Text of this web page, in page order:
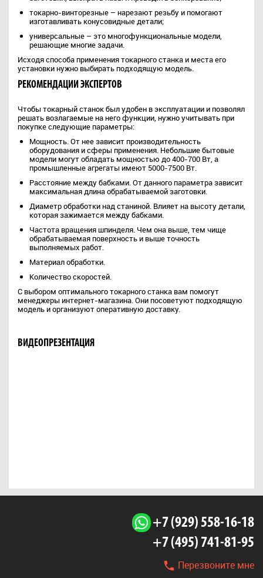
токарно-винторезные – нарезают резьбу и помогают
изготавливать конусовидные детали;
универсальные – это многофункциональные модели,
решающие многие задачи.
Исходя способа применения токарного станка и места его
установки нужно выбирать подходящую модель.
РЕКОМЕНДАЦИИ ЭКСПЕРТОВ
Чтобы токарный станок был удобен в эксплуатации и позволял
решать возлагаемые на него функции, нужно учитывать при
покупке следующие параметры:
Мощность. От нее зависит производительность
оборудования и сферы применения. Небольшие бытовые
модели могут обладать мощностью до 400-700 Вт, а
промышленные агрегаты имеют 5000-7500 Вт.
Расстояние между бабками. От данного параметра зависит
максимальная длина обрабатываемой заготовки.
Диаметр обработки над станиной. Влияет на высоту детали,
которая зажимается между бабками.
Частота вращения шпинделя. Чем она выше, тем чище
обрабатываемая поверхность и выше точность
выполняемых работ.
Материал обработки.
Количество скоростей.
С выбором оптимального токарного станка вам помогут
менеджеры интернет-магазина. Они посоветуют подходящую
модель и организуют оперативную доставку.
ВИДЕОПРЕЗЕНТАЦИЯ
+7 (929) 558-16-18
+7 (495) 741-81-95
Перезвоните мне